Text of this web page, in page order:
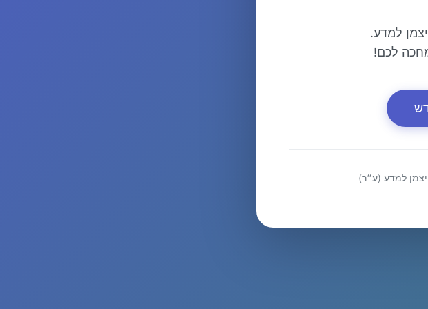
למדע.
לכם!
ויצמן למדע (ע״ר)